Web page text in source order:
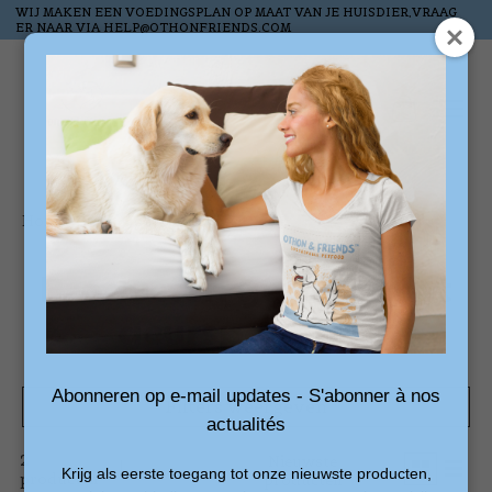
WIJ MAKEN EEN VOEDINGSPLAN OP MAAT VAN JE HUISDIER,VRAAG
ER NAAR VIA HELP@OTHONFRIENDS.COM
Verlanglijst
Home / Tags geurspelletjes
Producten getagd met
geurspelletjes
Filters weergeven
2
producten
op
producten
Abonneren op e-mail updates - S'abonner à nos
actualités
Krijg als eerste toegang tot onze nieuwste producten,